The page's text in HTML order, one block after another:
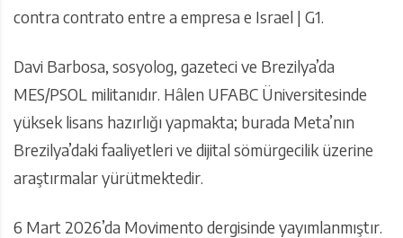
contra contrato entre a empresa e Israel | G1.
Davi Barbosa, sosyolog, gazeteci ve Brezilya’da
MES/PSOL militanıdır. Hâlen UFABC Üniversitesinde
yüksek lisans hazırlığı yapmakta; burada Meta’nın
Brezilya’daki faaliyetleri ve dijital sömürgecilik üzerine
araştırmalar yürütmektedir.
6 Mart 2026’da Movimento dergisinde yayımlanmıştır.